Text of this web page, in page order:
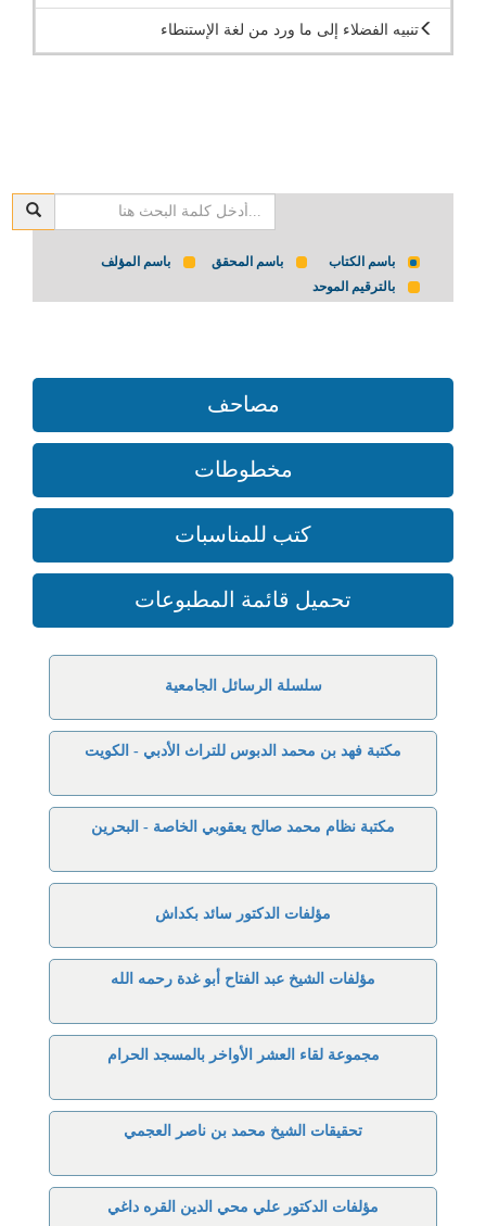
تنبيه الفضلاء إلى ما ورد من لغة الإستنطاء
باسم الكتاب باسم المحقق
باسم المؤلف
بالترقيم الموحد
مصاحف
مخطوطات
كتب للمناسبات
تحميل قائمة المطبوعات
سلسلة الرسائل الجامعية
مكتبة فهد بن محمد الدبوس للتراث الأدبي - الكويت
مكتبة نظام محمد صالح يعقوبي الخاصة - البحرين
مؤلفات الدكتور سائد بكداش
مؤلفات الشيخ عبد الفتاح أبو غدة رحمه الله
مجموعة لقاء العشر الأواخر بالمسجد الحرام
تحقيقات الشيخ محمد بن ناصر العجمي
مؤلفات الدكتور علي محي الدين القره داغي